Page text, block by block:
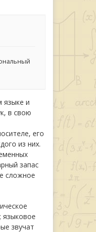
языке и
в свою
его
из них.
запас
сложное
языковое
звучат